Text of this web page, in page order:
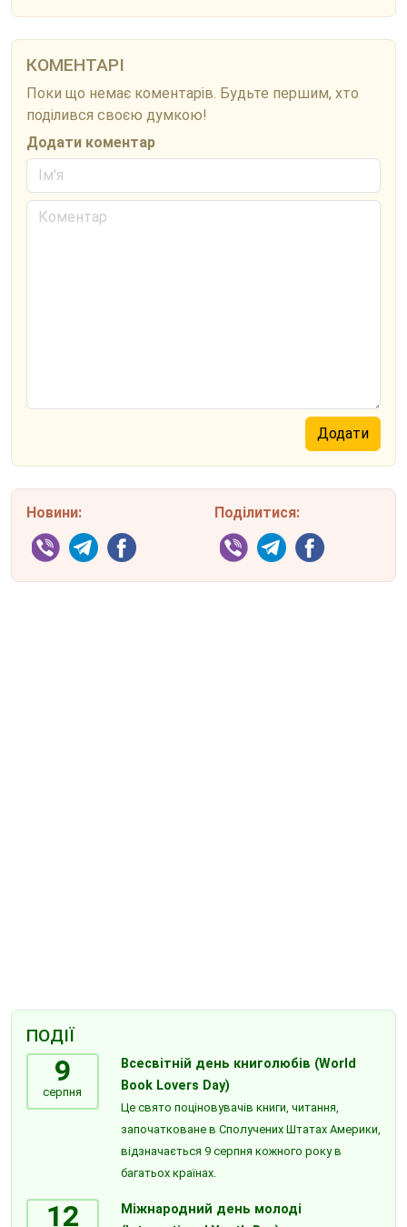
КОМЕНТАРІ
Поки що немає коментарів. Будьте першим, хто
поділився своєю думкою!
Додати коментар
Новини: Поділитися:
ПОДІЇ
9
серпня
Всесвітній день книголюбів (World
Book Lovers Day)
Це свято поціновувачів книги, читання,
започатковане в Сполучених Штатах Америки,
відзначається 9 серпня кожного року в
багатьох країнах.
12
Міжнародний день молоді